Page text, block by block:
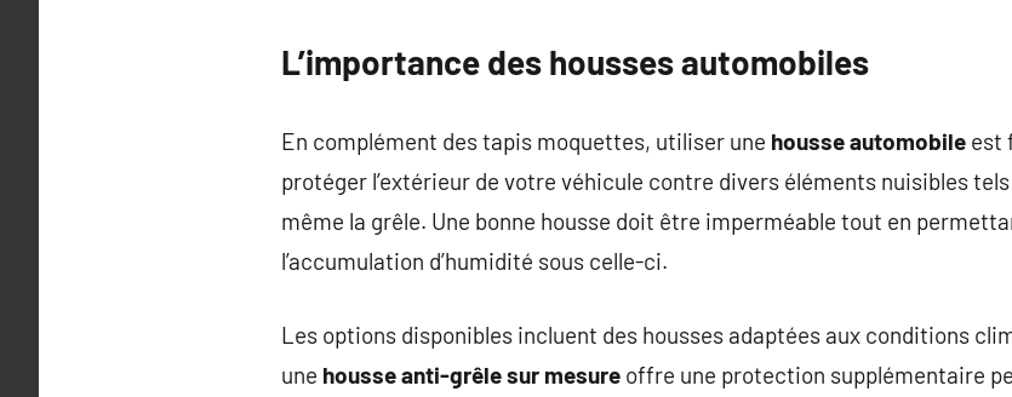
L’importance des housses automobiles
En complément des tapis moquettes, utiliser une housse automobile est
protéger l’extérieur de votre véhicule contre divers éléments nuisibles
même la grêle. Une bonne housse doit être imperméable tout en
l’accumulation d’humidité sous celle-ci.
Les options disponibles incluent des housses adaptées aux conditions
une housse anti-grêle sur mesure offre une protection supplémentaire